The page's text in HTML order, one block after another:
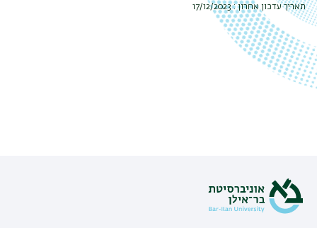
תאריך עדכון אחרון : 17/12/2023